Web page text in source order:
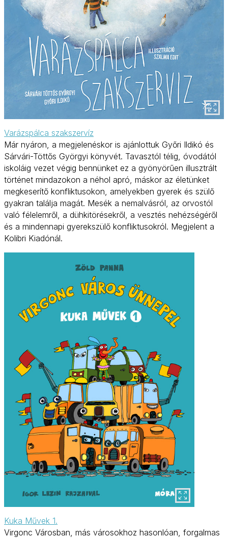
Varázspálca szakszervíz
Már nyáron, a megjelenéskor is ajánlottuk Győri Ildikó és
Sárvári-Töttős Györgyi könyvét. Tavasztól télig, óvodától
iskoláig vezet végig bennünket ez a gyönyörűen illusztrált
történet mindazokon a néhol apró, máskor az életünket
megkeserítő konfliktusokon, amelyekben gyerek és szülő
gyakran találja magát. Mesék a nemalvásról, az orvostól
való félelemről, a dühkitörésekről, a vesztés nehézségéről
és a mindennapi gyerekszülő konfliktusokról. Megjelent a
Kolibri Kiadónál.
Kuka Művek 1.
Virgonc Városban, más városokhoz hasonlóan, forgalmas